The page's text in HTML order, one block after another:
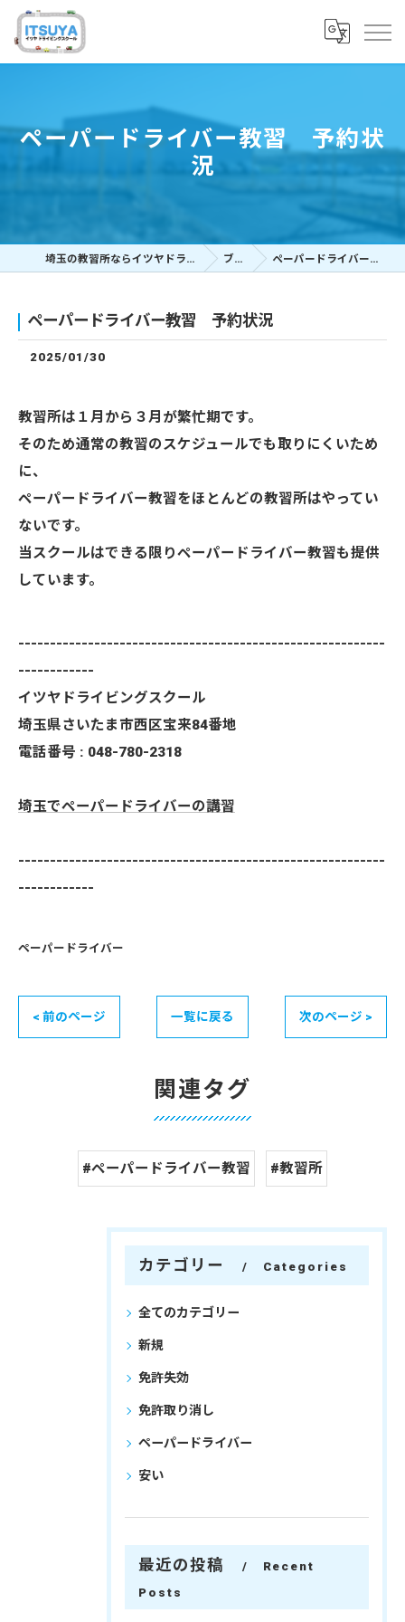
ペーパードライバー教習 予約状
況
埼玉の教習所ならイツヤドライビングスクール ブログ ペーパードライバー教習 予約状況
ペーパードライバー教習 予約状況
2025/01/30
教習所は１月から３月が繁忙期です。
そのため通常の教習のスケジュールでも取りにくいため
に、
ペーパードライバー教習をほとんどの教習所はやってい
ないです。
当スクールはできる限りペーパードライバー教習も提供
しています。
----------------------------------------------------------
------------
イツヤドライビングスクール
埼玉県さいたま市西区宝来84番地
電話番号 : 048-780-2318
埼玉でペーパードライバーの講習
----------------------------------------------------------
------------
ペーパードライバー
< 前のページ 一覧に戻る 次のページ >
関連タグ
#ペーパードライバー教習 #教習所
カテゴリー Categories
全てのカテゴリー
新規
免許失効
免許取り消し
ペーパードライバー
安い
最近の投稿
Recent
Posts